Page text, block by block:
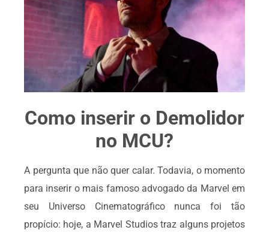
Como inserir o Demolidor
no MCU?
A pergunta que não quer calar. Todavia, o momento
para inserir o mais famoso advogado da Marvel em
seu Universo Cinematográfico nunca foi tão
propício: hoje, a Marvel Studios traz alguns projetos